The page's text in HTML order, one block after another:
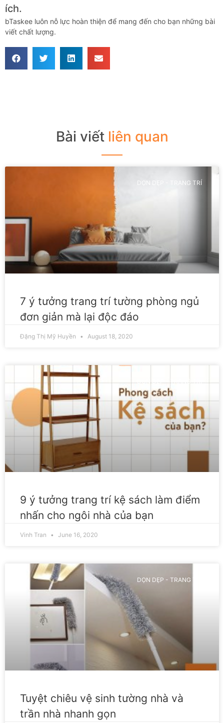
ích.
bTaskee luôn nỗ lực hoàn thiện để mang đến cho bạn những bài
viết chất lượng.
Bài viết liên quan
DỌN DẸP - TRANG TRÍ
7 ý tưởng trang trí tường phòng ngủ
đơn giản mà lại độc đáo
Đặng Thị Mỹ Huyền August 18, 2020
DỌN DẸP - TRANG TRÍ
9 ý tưởng trang trí kệ sách làm điểm
nhấn cho ngôi nhà của bạn
Vinh Tran June 16, 2020
DỌN DẸP - TRANG TRÍ
Tuyệt chiêu vệ sinh tường nhà và
trần nhà nhanh gọn